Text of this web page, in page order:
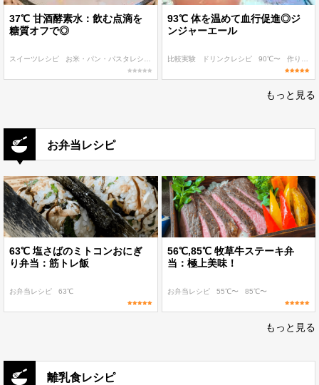
37℃ 甘酒酵素水：飲む点滴を
糖質オフで◎
スイーツレシピ お米・パン・パスタレシピ ドリンクレシピ 低温調理 麹・発酵食レシピ
93℃ 体を温めて血行促進◎ジ
ンジャーエール
比較実験 ドリンクレシピ 90℃〜 作り置き
もっと見る
お弁当レシピ
63℃ 塩さばのミトコンおにぎ
り弁当：筋トレ飯
お弁当レシピ 63℃
56℃,85℃ 牧草牛ステーキ弁
当：極上美味！
お弁当レシピ 55℃〜 85℃〜
もっと見る
離乳食レシピ